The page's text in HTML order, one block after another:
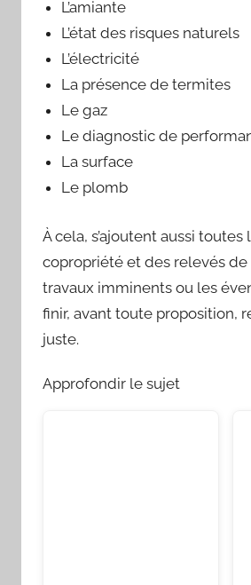
L’amiante
L’état des risques naturels
L’électricité
La présence de termites
Le gaz
Le diagnostic de
La surface
Le plomb
À cela, s’ajoutent aussi
copropriété et des relevés de
travaux imminents ou les
finir, avant toute proposition,
juste.
Approfondir le sujet